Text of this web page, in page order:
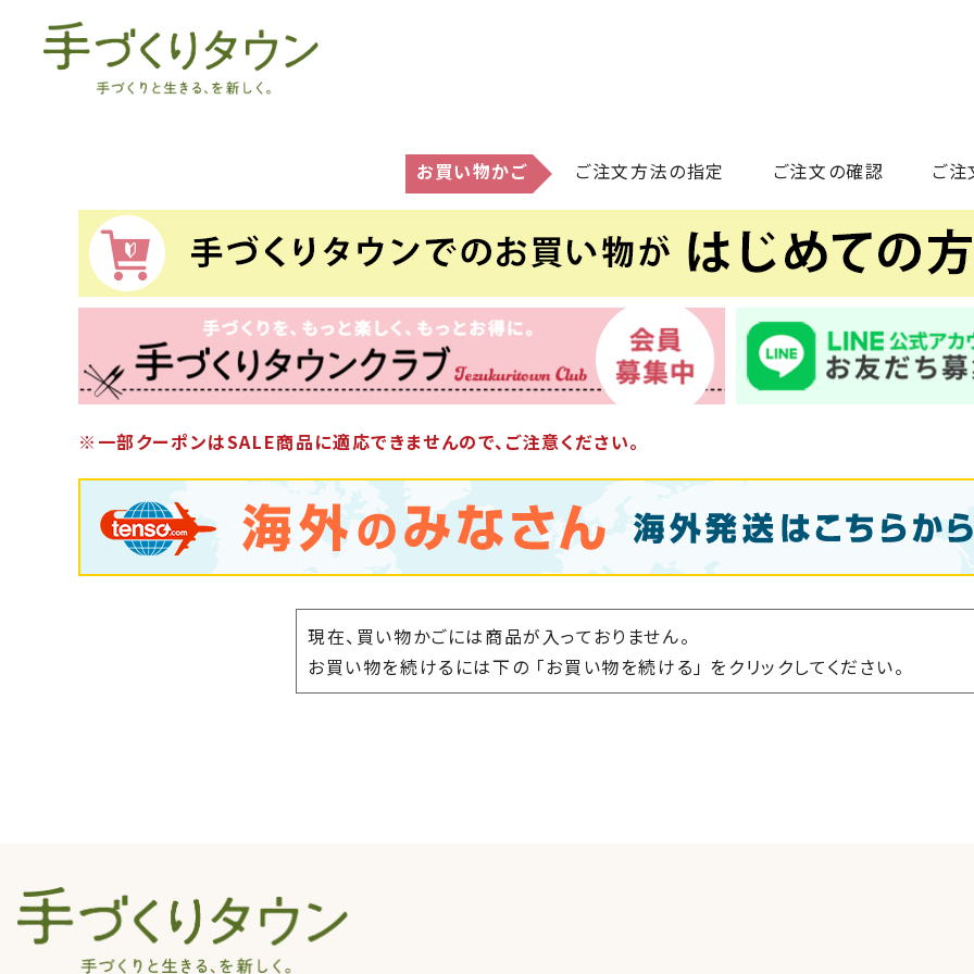
お買い物かご ご注文方法の指定 ご注文の確認 ご
※一部クーポンはSALE商品に適応できませんので、ご注意ください。
現在、買い物かごには商品が入っておりません。
お買い物を続けるには下の 「お買い物を続ける」 をクリックしてください。